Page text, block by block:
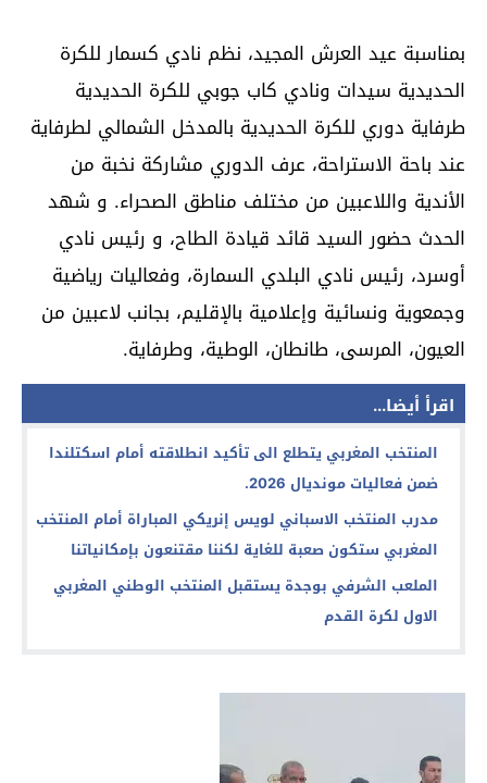
بمناسبة عيد العرش المجيد، نظم نادي كسمار للكرة
الحديدية سيدات ونادي كاب جوبي للكرة الحديدية
طرفاية دوري للكرة الحديدية بالمدخل الشمالي لطرفاية
عند باحة الاستراحة، عرف الدوري مشاركة نخبة من
الأندية واللاعبين من مختلف مناطق الصحراء. و شهد
الحدث حضور السيد قائد قيادة الطاح، و رئيس نادي
أوسرد، رئيس نادي البلدي السمارة، وفعاليات رياضية
وجمعوية ونسائية وإعلامية بالإقليم، بجانب لاعبين من
العيون، المرسى، طانطان، الوطية، وطرفاية.
اقرأ أيضا...
المنتخب المغربي يتطلع الى تأكيد انطلاقته أمام اسكتلندا
ضمن فعاليات مونديال 2026.
مدرب المنتخب الاسباني لويس إنريكي المباراة أمام المنتخب
المغربي ستكون صعبة للغاية لكننا مقتنعون بإمكانياتنا
الملعب الشرفي بوجدة يستقبل المنتخب الوطني المغربي
الاول لكرة القدم